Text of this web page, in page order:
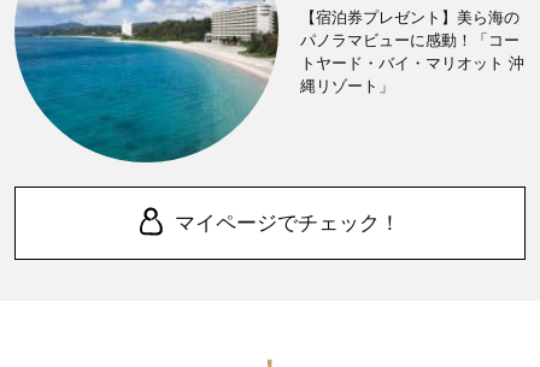
【宿泊券プレゼント】美ら海の
パノラマビューに感動！「コー
トヤード・バイ・マリオット 沖
縄リゾート」
マイページでチェック！